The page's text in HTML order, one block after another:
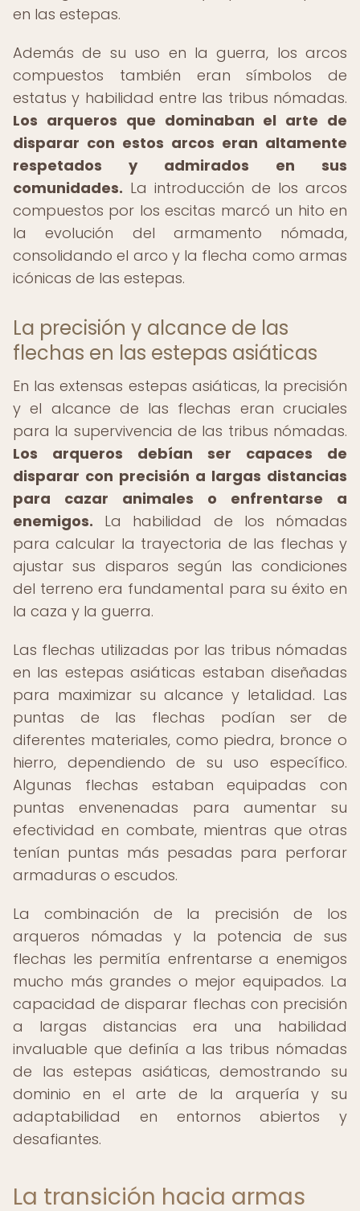
en las estepas.
Además de su uso en la guerra, los arcos
compuestos también eran símbolos de
estatus y habilidad entre las tribus nómadas.
Los arqueros que dominaban el arte de
disparar con estos arcos eran altamente
respetados y admirados en sus
comunidades. La introducción de los arcos
compuestos por los escitas marcó un hito en
la evolución del armamento nómada,
consolidando el arco y la flecha como armas
icónicas de las estepas.
La precisión y alcance de las
flechas en las estepas asiáticas
En las extensas estepas asiáticas, la precisión
y el alcance de las flechas eran cruciales
para la supervivencia de las tribus nómadas.
Los arqueros debían ser capaces de
disparar con precisión a largas distancias
para cazar animales o enfrentarse a
enemigos. La habilidad de los nómadas
para calcular la trayectoria de las flechas y
ajustar sus disparos según las condiciones
del terreno era fundamental para su éxito en
la caza y la guerra.
Las flechas utilizadas por las tribus nómadas
en las estepas asiáticas estaban diseñadas
para maximizar su alcance y letalidad. Las
puntas de las flechas podían ser de
diferentes materiales, como piedra, bronce o
hierro, dependiendo de su uso específico.
Algunas flechas estaban equipadas con
puntas envenenadas para aumentar su
efectividad en combate, mientras que otras
tenían puntas más pesadas para perforar
armaduras o escudos.
La combinación de la precisión de los
arqueros nómadas y la potencia de sus
flechas les permitía enfrentarse a enemigos
mucho más grandes o mejor equipados. La
capacidad de disparar flechas con precisión
a largas distancias era una habilidad
invaluable que definía a las tribus nómadas
de las estepas asiáticas, demostrando su
dominio en el arte de la arquería y su
adaptabilidad en entornos abiertos y
desafiantes.
La transición hacia armas